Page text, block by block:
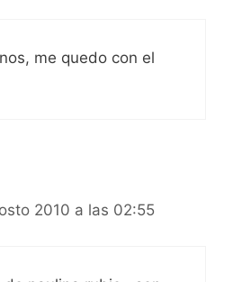
me quedo con el
2010 a las 02:55